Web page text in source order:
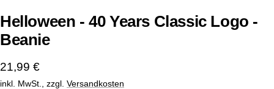
Helloween - 40 Years Classic Logo -
Beanie
Angebotspreis
21,99 €
inkl. MwSt., zzgl. Versandkosten